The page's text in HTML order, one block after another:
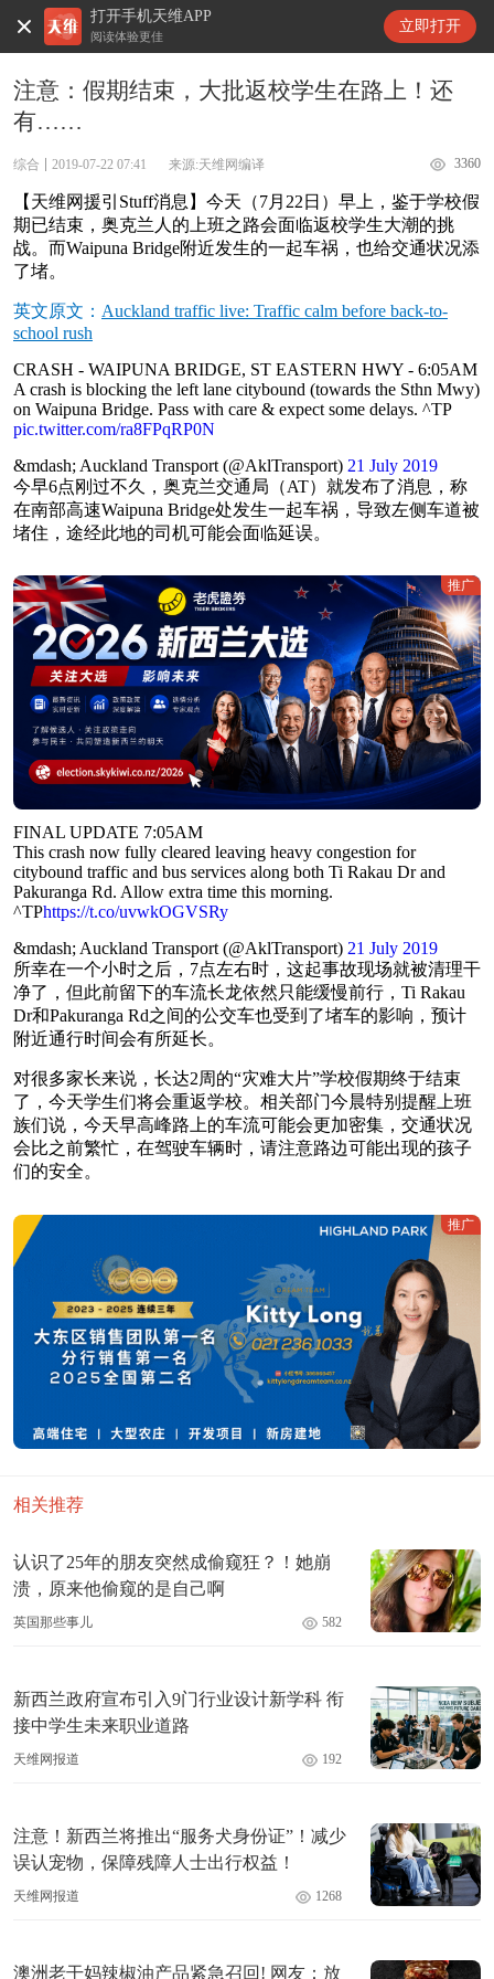
打开手机天维APP
阅读体验更佳
立即打开
天维新闻
注意：假期结束，大批返校学生在路上！还
有……
综合 2019-07-22 07:41 来源:天维网编译 3360
【天维网援引Stuff消息】今天（7月22日）早上，鉴于学校假
期已结束，奥克兰人的上班之路会面临返校学生大潮的挑
战。而Waipuna Bridge附近发生的一起车祸，也给交通状况添
了堵。
英文原文： Auckland traffic live: Traffic calm before back-to-
school rush
CRASH - WAIPUNA BRIDGE, ST EASTERN HWY - 6:05AM
A crash is blocking the left lane citybound (towards the Sthn Mwy)
on Waipuna Bridge. Pass with care & expect some delays. ^TP
pic.twitter.com/ra8FPqRP0N
&mdash; Auckland Transport (@AklTransport) 21 July 2019
今早6点刚过不久，奥克兰交通局（AT）就发布了消息，称
在南部高速Waipuna Bridge处发生一起车祸，导致左侧车道被
堵住，途经此地的司机可能会面临延误。
推广
FINAL UPDATE 7:05AM
This crash now fully cleared leaving heavy congestion for
citybound traffic and bus services along both Ti Rakau Dr and
Pakuranga Rd. Allow extra time this morning.
^TPhttps://t.co/uvwkOGVSRy
&mdash; Auckland Transport (@AklTransport) 21 July 2019
所幸在一个小时之后，7点左右时，这起事故现场就被清理干
净了，但此前留下的车流长龙依然只能缓慢前行，Ti Rakau
Dr和Pakuranga Rd之间的公交车也受到了堵车的影响，预计
附近通行时间会有所延长。
对很多家长来说，长达2周的“灾难大片”学校假期终于结束
了，今天学生们将会重返学校。相关部门今晨特别提醒上班
族们说，今天早高峰路上的车流可能会更加密集，交通状况
会比之前繁忙，在驾驶车辆时，请注意路边可能出现的孩子
们的安全。
推广
相关推荐
认识了25年的朋友突然成偷窥狂？！她崩
溃，原来他偷窥的是自己啊
英国那些事儿 582
新西兰政府宣布引入9门行业设计新学科 衔
接中学生未来职业道路
天维网报道 192
注意！新西兰将推出“服务犬身份证”！减少
误认宠物，保障残障人士出行权益！
天维网报道 1268
澳洲老干妈辣椒油产品紧急召回! 网友：放